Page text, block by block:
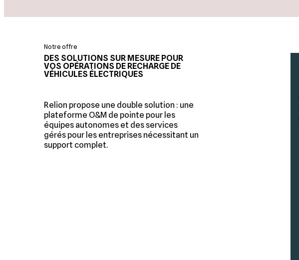
Notre offre
DES SOLUTIONS SUR MESURE POUR
VOS OPÉRATIONS DE RECHARGE DE
VÉHICULES ÉLECTRIQUES
Relion propose une double solution : une
plateforme O&M de pointe pour les
équipes autonomes et des services
gérés pour les entreprises nécessitant un
support complet.